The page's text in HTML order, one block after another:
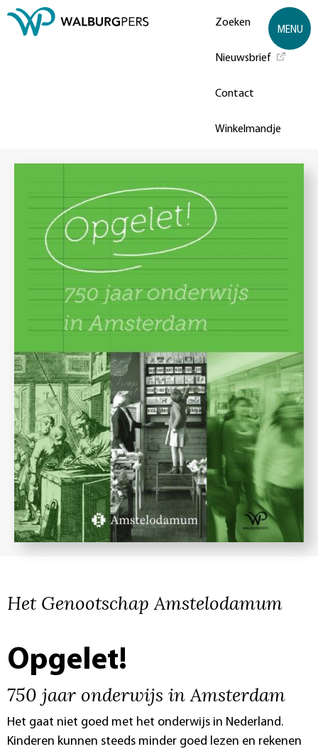
Zoeken
Nieuwsbrief
Contact
Winkelmandje
MENU
Het Genootschap Amstelodamum
Opgelet!
750 jaar onderwijs in Amsterdam
Het gaat niet goed met het onderwijs in Nederland.
Kinderen kunnen steeds minder goed lezen en rekenen